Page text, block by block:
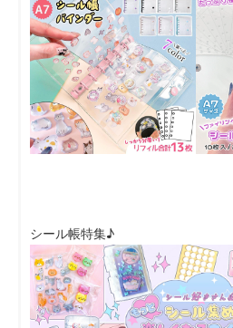
シール帳特集♪